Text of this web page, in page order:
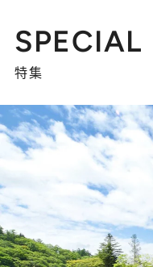
SPECIAL
特集